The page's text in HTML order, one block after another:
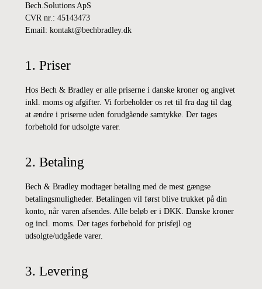
Bech.Solutions ApS
CVR nr.: 45143473
Email: kontakt@bechbradley.dk
1. Priser
Hos Bech & Bradley er alle priserne i danske kroner og angivet
inkl. moms og afgifter. Vi forbeholder os ret til fra dag til dag
at ændre i priserne uden forudgående samtykke. Der tages
forbehold for udsolgte varer.
2. Betaling
Bech & Bradley modtager betaling med de mest gængse
betalingsmuligheder. Betalingen vil først blive trukket på din
konto, når varen afsendes. Alle beløb er i DKK. Danske kroner
og incl. moms. Der tages forbehold for prisfejl og
udsolgte/udgåede varer.
3. Levering